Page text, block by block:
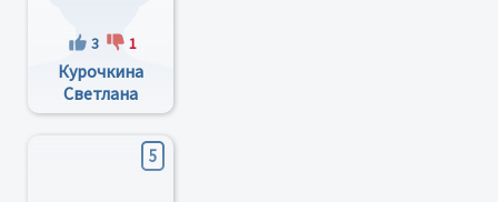
3 1
Курочкина
Светлана
Валериевна
5